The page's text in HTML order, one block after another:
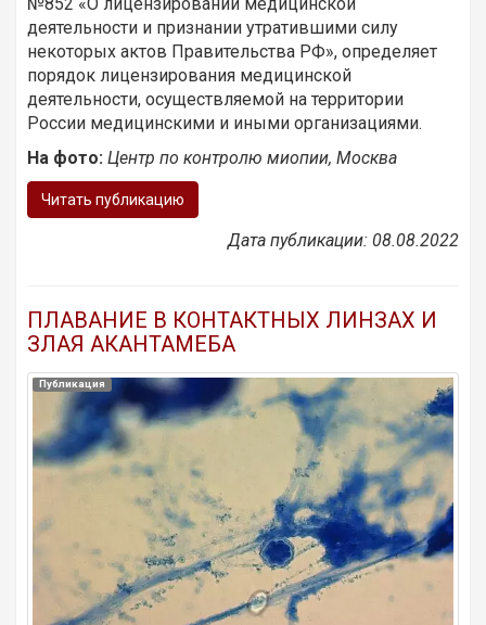
деятельности и признании утратившими силу
некоторых актов Правительства РФ», определяет
порядок лицензирования медицинской
деятельности, осуществляемой на территории
России медицинскими и иными организациями.
На фото: Центр по контролю миопии, Москва
Читать публикацию
Дата публикации: 08.08.2022
ПЛАВАНИЕ В КОНТАКТНЫХ ЛИНЗАХ И
ЗЛАЯ АКАНТАМЕБА
Публикация